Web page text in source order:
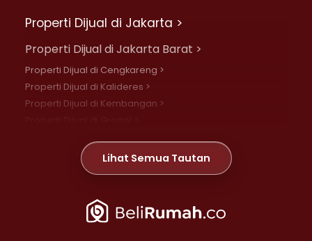
Properti Dijual di Jakarta >
Properti Dijual di Jakarta Barat >
Properti Dijual di Cengkareng >
Properti Dijual di Kalideres >
Properti Dijual di Kembangan >
Properti Dijual di Meruya >
Properti Dijual di Jelambar >
Properti Dijual di Jakarta Pusat >
Lihat Semua Tautan